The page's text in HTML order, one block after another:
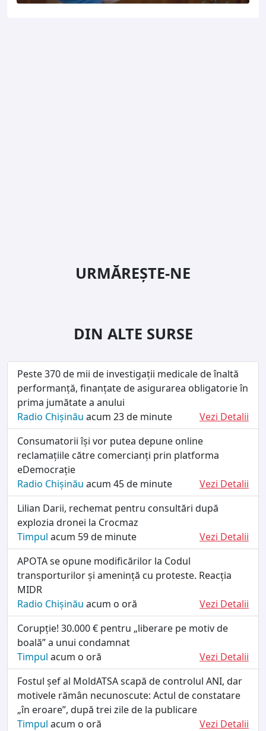
URMĂREȘTE-NE
DIN ALTE SURSE
Peste 370 de mii de investigații medicale de înaltă
performanță, finanțate de asigurarea obligatorie în
prima jumătate a anului
Radio Chișinău acum 23 de minute
Vezi Detalii
Consumatorii își vor putea depune online
reclamațiile către comercianți prin platforma
eDemocrație
Radio Chișinău acum 45 de minute
Vezi Detalii
Lilian Darii, rechemat pentru consultări după
explozia dronei la Crocmaz
Timpul acum 59 de minute
Vezi Detalii
APOTA se opune modificărilor la Codul
transporturilor și amenință cu proteste. Reacția
MIDR
Radio Chișinău acum o oră
Vezi Detalii
Corupție! 30.000 € pentru „liberare pe motiv de
boală” a unui condamnat
Timpul acum o oră
Vezi Detalii
Fostul șef al MoldATSA scapă de controlul ANI, dar
motivele rămân necunoscute: Actul de constatare
„în eroare”, după trei zile de la publicare
Timpul acum o oră
Vezi Detalii